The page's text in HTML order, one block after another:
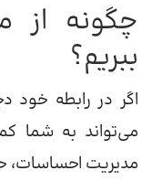
چگونه از
ببریم؟
اگر در رابطه خود
می‌تواند به شما
مدیریت احساسات،